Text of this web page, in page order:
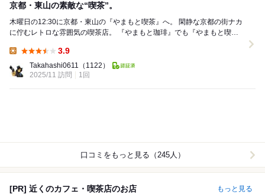
京都・東山の素敵な“喫茶”。
木曜日の12:30に京都・東山の『やまもと喫茶』へ。 閑静な京都の街ナカ
に佇むレトロな雰囲気の喫茶店。 『やまもと珈琲』でも『やまもと喫茶
3.9
Takahashi0611 （1122）
2025/11 訪問
1回
口コミをもっと見る（245人）
[PR] 近くのカフェ・喫茶店のお店 もっと見る